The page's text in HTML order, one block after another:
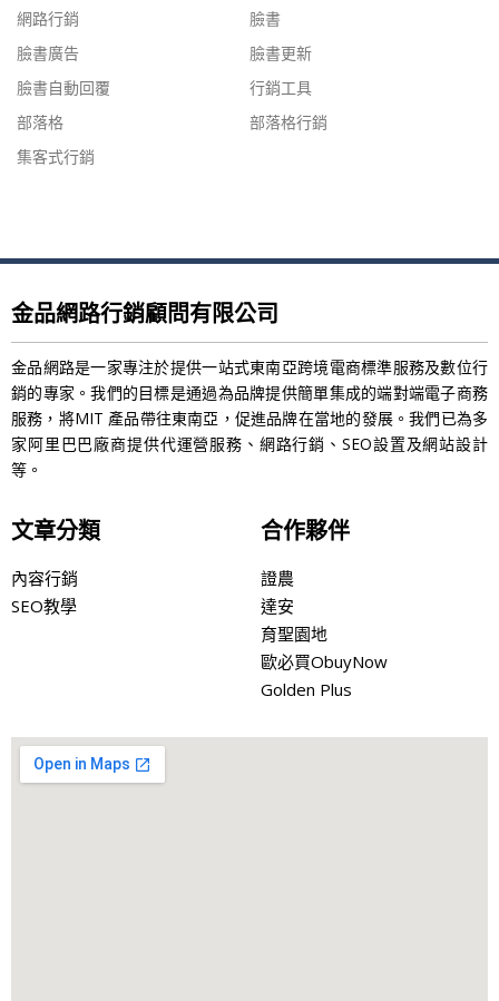
網路行銷
臉書
臉書廣告
臉書更新
臉書自動回覆
行銷工具
部落格
部落格行銷
集客式行銷
金品網路行銷顧問有限公司
金品網路是一家專注於提供一站式東南亞跨境電商標準服務及數位行
銷的專家。我們的目標是通過為品牌提供簡單集成的端對端電子商務
服務，將MIT 產品帶往東南亞，促進品牌在當地的發展。我們已為多
家阿里巴巴廠商提供代運營服務、網路行銷、SEO設置及網站設計
等。
文章分類
內容行銷
SEO教學
合作夥伴
證農
達安
育聖園地
歐必買ObuyNow
Golden Plus